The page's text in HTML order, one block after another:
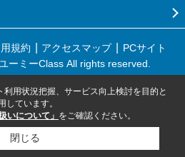
規約 アクセスマップ
PCサイト
ーミーClass All rights reserved.
用状況把握、サービス向上検討を目的と
しています。
いについて」 をご確認ください。
閉じる